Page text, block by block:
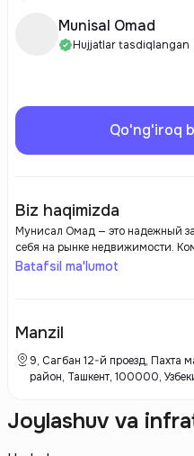
Munisal Omad
Hujjatlar tasdiqlangan
Qo'ng'iroq
Biz haqimizda
Мунисал Омад — это надежный
себя на рынке недвижимости.
ассортимент жилых и
реализацию проектов,
Batafsil ma'lumot
Manzil
9, Сагбан 12-й проезд, Пахта
район, Ташкент, 100000,
Joylashuv va